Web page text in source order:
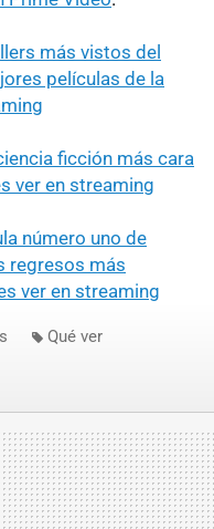
más vistos del
películas de la
ficción más cara
ver en streaming
número uno de
regresos más
ver en streaming
Qué ver